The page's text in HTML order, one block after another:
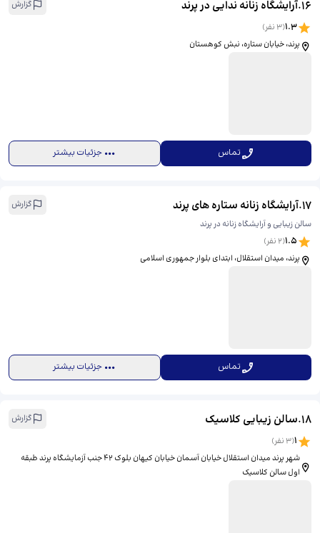
16
.آرایشگاه زنانه ندایی در پرند گزارش
1.3
(
3نفر)
پرند، خیابان ستاره، نبش کوهستان
تماس جزئیات بیشتر
17
.آرایشگاه زنانه ستاره های پرند
گزارش
سالن زیبایی و آرایشگاه زنانه در پرند
1.5
(
2نفر)
پرند، میدان استقلال، ابتدای بلوار جمهوری اسلامی
تماس جزئیات بیشتر
18
.سالن زیبایی کلاسیک گزارش
1
(
3نفر)
شهر پرند میدان استقلال خیابان آسمان خیابان کیهان بلوک ۴۲ جنب آزمایشگاه پرند طبقه
اول سالن کلاسیک